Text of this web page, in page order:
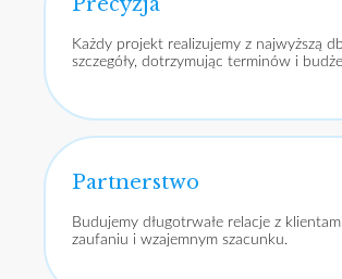
Każdy projekt realizujemy z najwyższą
szczegóły, dotrzymując terminów i
Partnerstwo
Budujemy długotrwałe relacje z
zaufaniu i wzajemnym szacunku.